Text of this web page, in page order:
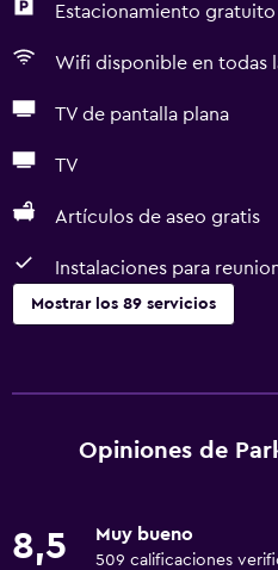
Estacionamiento gratuito
Wifi disponible en todas
TV de pantalla plana
TV
Artículos de aseo gratis
Instalaciones para
Mostrar los 89 servicios
Mascotas permitidas bajo
Accesibilidad
Ascensor
Opiniones de
8,5 Muy bueno
509 calificaciones